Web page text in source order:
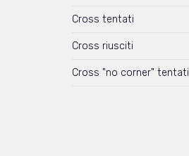
Cross tentati
Cross riusciti
Cross "no corner" tentati